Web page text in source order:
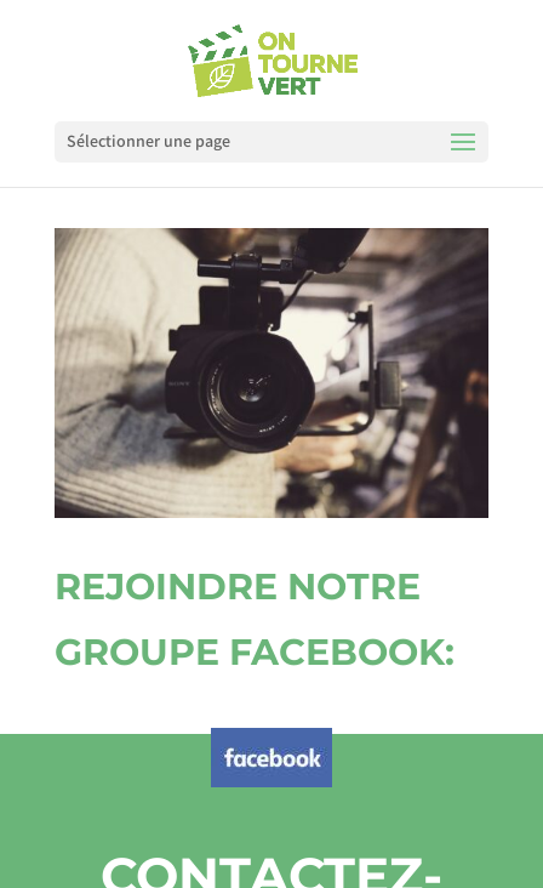
Sélectionner une page
REJOINDRE NOTRE
GROUPE FACEBOOK: